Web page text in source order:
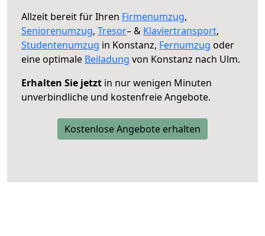
Allzeit bereit für Ihren Firmenumzug,
Seniorenumzug, Tresor– & Klaviertransport,
Studentenumzug in Konstanz, Fernumzug oder
eine optimale Beiladung von Konstanz nach Ulm.
Erhalten Sie jetzt in nur wenigen Minuten
unverbindliche und kostenfreie Angebote.
Kostenlose Angebote erhalten